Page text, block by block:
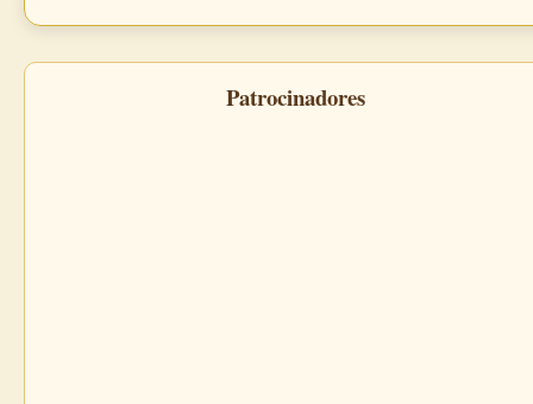
Patrocinadores